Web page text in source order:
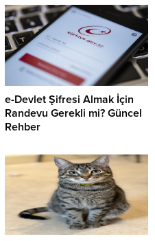
e-Devlet Şifresi Almak İçin
Randevu Gerekli mi? Güncel
Rehber